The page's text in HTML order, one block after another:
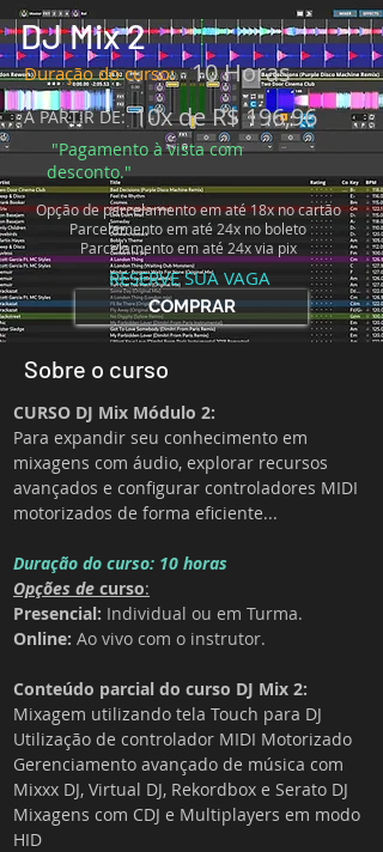
Sobre o curso
CURSO DJ Mix Módulo 2:
Para expandir seu conhecimento em
mixagens com áudio, explorar recursos
avançados e configurar controladores MIDI
motorizados de forma eficiente...
Duração do curso: 10 horas
Opções de curso:
Presencial: Individual ou em Turma.
Online: Ao vivo com o instrutor.
Conteúdo parcial do curso DJ Mix 2:
Mixagem utilizando tela Touch para DJ
Utilização de controlador MIDI Motorizado
Gerenciamento avançado de música com
Mixxx DJ, Virtual DJ, Rekordbox e Serato DJ
Mixagens com CDJ e Multiplayers em modo
HID
DJ Mix 2
Duração do curso: 10 Horas
A PARTIR DE: 10x de R$ 196,96
"Pagamento à vista com
desconto."
Opção de parcelamento em até18x no cartão
Parcelamento em até 24x no boleto
Parcelamento em até 24x via pix
RESERVE SUA VAGA
COMPRAR